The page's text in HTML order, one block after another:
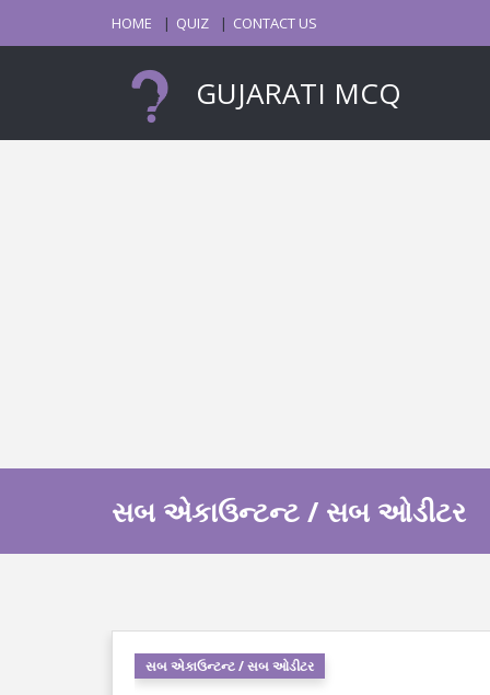
HOME QUIZ CONTACT US
GUJARATI MCQ
સબ એકાઉન્ટન્ટ / સબ ઓડીટર
સબ એકાઉન્ટન્ટ / સબ ઓડીટર